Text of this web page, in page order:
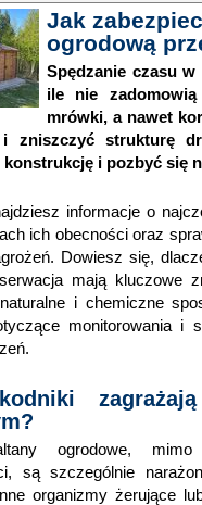
Jak
ogrodową
Spędzanie czasu
ile nie
mrówki, a nawet
i zniszczyć strukturę
konstrukcję i pozbyć się
informacje o
ich obecności oraz
Dowiesz się,
mają kluczowe
i chemiczne
monitorowania i
ogrodowe,
są szczególnie
organizmy żerujące